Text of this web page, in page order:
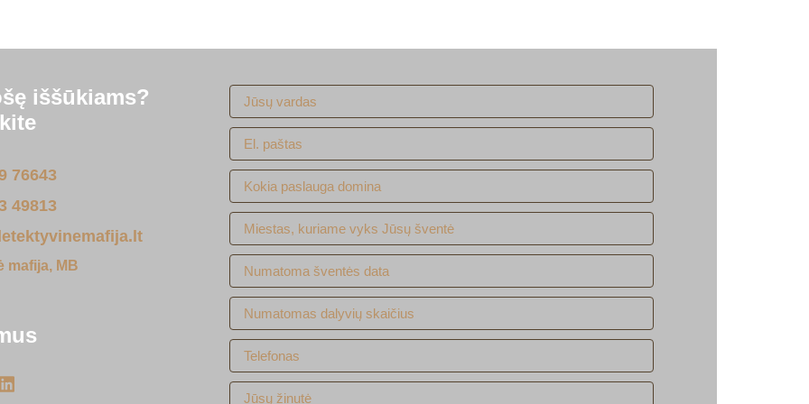
iššūkiams?
76643
49813
mafija, MB